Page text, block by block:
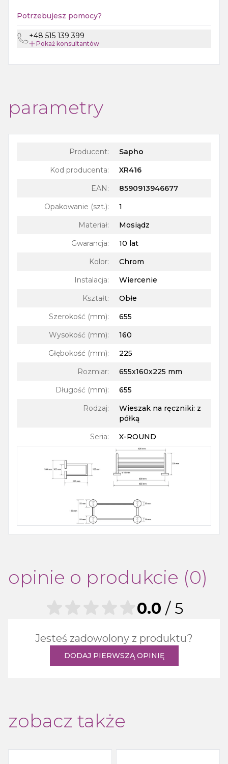
Potrzebujesz pomocy?
+48 515 139 399
Pokaż konsultantów
parametry
Producent:
Sapho
Kod producenta:
XR416
EAN:
8590913946677
Opakowanie (szt.):
1
Materiał:
Mosiądz
Gwarancja:
10 lat
Kolor:
Chrom
Instalacja:
Wiercenie
Kształt:
Obłe
Szerokość (mm):
655
Wysokość (mm):
160
Głębokość (mm):
225
Rozmiar:
655x160x225 mm
Długość (mm):
655
Rodzaj:
Wieszak na ręczniki: z
półką
Seria: X-ROUND
opinie o produkcie (0)
Jesteś zadowolony z produktu?
DODAJ PIERWSZĄ OPINIĘ
0.0 / 5
zobacz także